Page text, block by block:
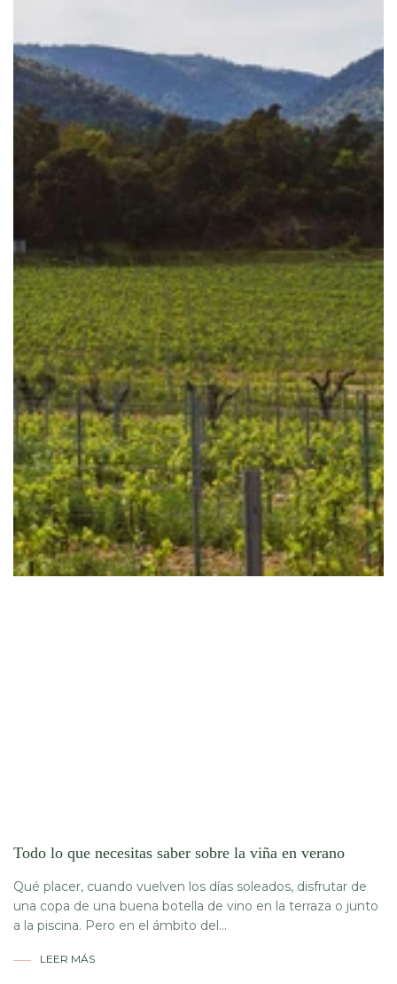
Todo lo que necesitas saber sobre la viña en verano
Qué placer, cuando vuelven los días soleados, disfrutar de
una copa de una buena botella de vino en la terraza o junto
a la piscina. Pero en el ámbito del...
LEER MÁS